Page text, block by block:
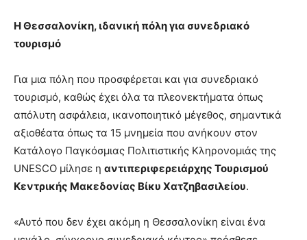
Η Θεσσαλονίκη, ιδανική πόλη για συνεδριακό
τουρισμό
Για μια πόλη που προσφέρεται και για συνεδριακό
τουρισμό, καθώς έχει όλα τα πλεονεκτήματα όπως
απόλυτη ασφάλεια, ικανοποιητικό μέγεθος, σημαντικά
αξιοθέατα όπως τα 15 μνημεία που ανήκουν στον
Κατάλογο Παγκόσμιας Πολιτιστικής Κληρονομιάς της
UNESCO μίλησε η αντιπεριφερειάρχης Τουρισμού
Κεντρικής Μακεδονίας Βίκυ Χατζηβασιλείου.
«Αυτό που δεν έχει ακόμη η Θεσσαλονίκη είναι ένα